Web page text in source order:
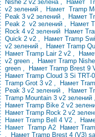
Nishe 2 v2 зелена , Намет
v2 зелений , Намет Tramp
Peak 3 v2 зелений , Намет
Peak 2 v2 зелений , Намет
Rock 4 v2 зелений Намет
Quick 2 v2 , Намет Tramp
v2 зелений , Намет Tramp
Намет Tramp Lair 2 v2 ,
v2 green , Намет Tramp
green , Намет Tramp Brest 9
Намет Tramp Cloud 3 Si TRT-
Tramp Grot 3 v2 , Намет
Peak 3 v2 зелений , Намет
Tramp Mountain 3 v2 зелений
Намет Tramp Bike 2 v2
Намет Tramp Rock 2 v2
Намет Tramp Bell 4 V2 ,
Намет Tramp A2 Намет
,
Намет Tramp Brest 4 (V3)